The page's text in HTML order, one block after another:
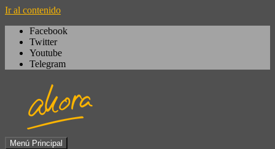
Ir al contenido
Facebook
Twitter
Youtube
Telegram
Menú Principal